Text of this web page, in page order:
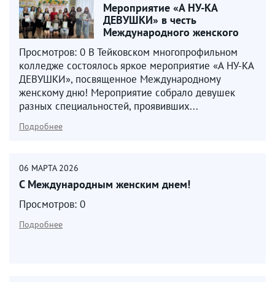
Мероприятие «А НУ-КА
ДЕВУШКИ» в честь
Международного женского
Просмотров: 0 В Тейковском многопрофильном
колледже состоялось яркое мероприятие «А НУ-КА
ДЕВУШКИ», посвященное Международному
женскому дню! Мероприятие собрало девушек
разных специальностей, проявивших...
Подробнее
06 МАРТА 2026
С Международным женским днем!
Просмотров: 0
Подробнее